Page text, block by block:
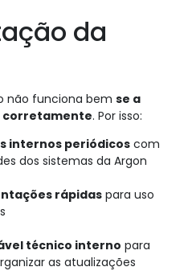
da
não funciona bem se a
corretamente. Por isso:
internos periódicos com
dos sistemas da Argon
rápidaspara uso
técnico interno para
as atualizações